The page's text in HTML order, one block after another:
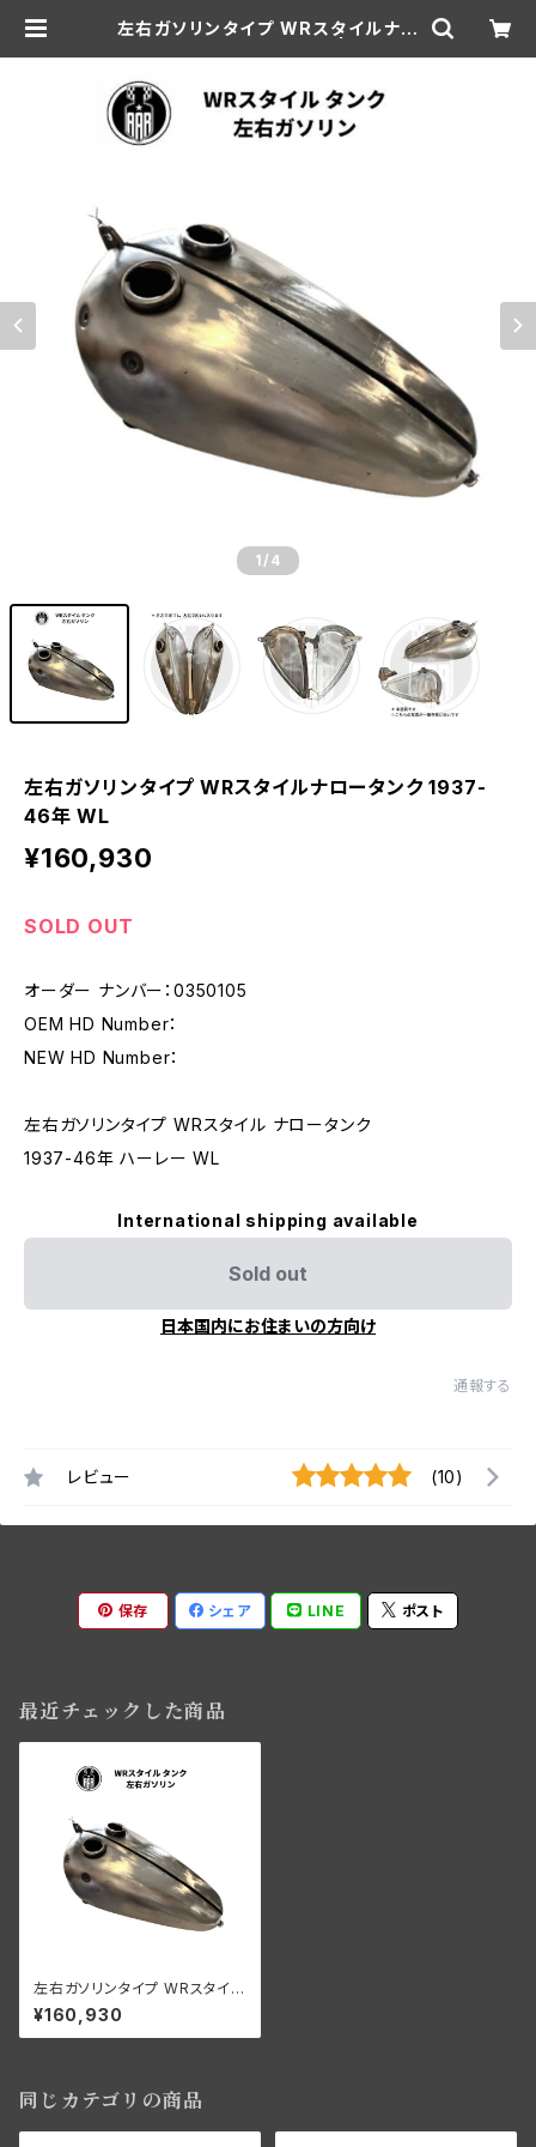
左右ガソリンタイプ WRスタイルナロ
1 /4
左右ガソリンタイプ WRスタイルナロータンク 1937-
46年 WL
¥160,930
SOLD OUT
オーダー ナンバー：0350105
OEM HD Number：
NEW HD Number：
左右ガソリンタイプ WRスタイル ナロータンク
1937-46年 ハーレー WL
International shipping available
Sold out
日本国内にお住まいの方向け
通報する
レビュー (10)
保存 シェア LINE ポスト
最近チェックした商品
左右ガソリンタイプ WRスタイル
ナロータンク 1937-46年 WL
¥160,930
同じカテゴリの商品